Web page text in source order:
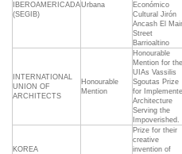
IBEROAMERICADA
(SEGIB)
Urbana
Económico
Cultural Jirón
Ancash El
Street
Barrioaltino
INTERNATIONAL
UNION OF
ARCHITECTS
Honourable
Mention
Honourable
Mention for the
UIAs Vassilis
Sgoutas Prize
for
Architecture
Serving the
Impoverished.
KOREA
Prize for their
creative
invention of